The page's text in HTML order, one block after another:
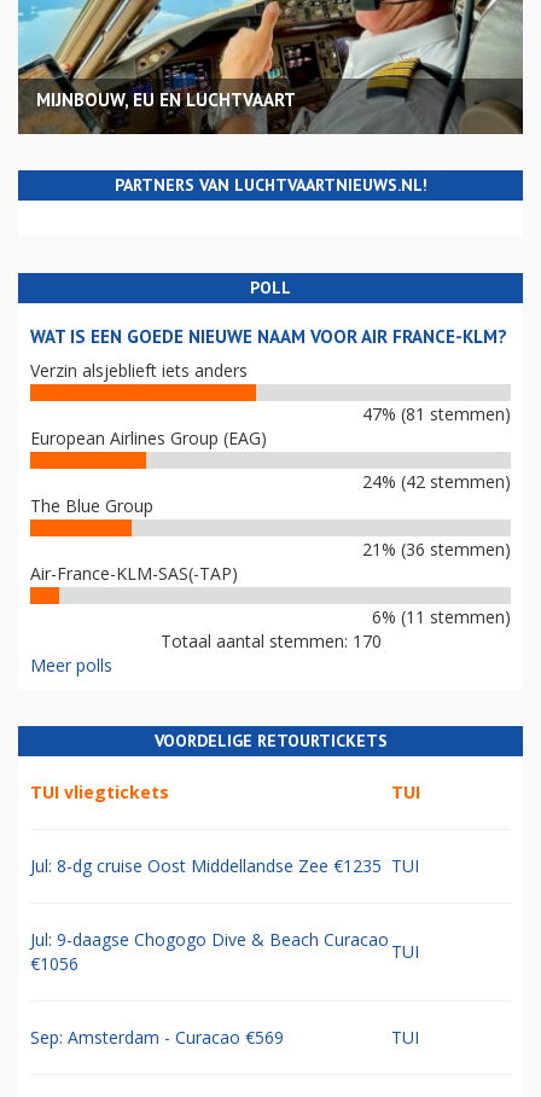
MIJNBOUW, EU EN LUCHTVAART
PARTNERS VAN LUCHTVAARTNIEUWS.NL!
POLL
WAT IS EEN GOEDE NIEUWE NAAM VOOR AIR FRANCE-KLM?
Verzin alsjeblieft iets anders
47% (81 stemmen)
European Airlines Group (EAG)
24% (42 stemmen)
The Blue Group
21% (36 stemmen)
Air-France-KLM-SAS(-TAP)
6% (11 stemmen)
Totaal aantal stemmen: 170
Meer polls
VOORDELIGE RETOURTICKETS
TUI vliegtickets TUI
Jul: 8-dg cruise Oost Middellandse Zee €1235 TUI
Jul: 9-daagse Chogogo Dive & Beach Curacao
€1056
TUI
Sep: Amsterdam - Curacao €569 TUI